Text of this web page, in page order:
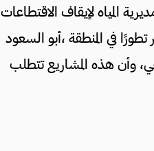
المياه لإيقاف الاقتطاعات
في المنطقة ،أبو السعود
وأن هذه المشاريع تتطلب